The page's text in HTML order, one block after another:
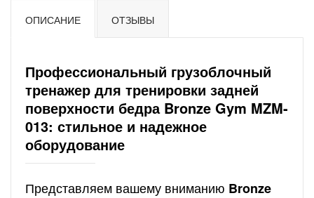
ОПИСАНИЕ ОТЗЫВЫ
Профессиональный грузоблочный
тренажер для тренировки задней
поверхности бедра Bronze Gym MZM-
013: стильное и надежное
оборудование
Представляем вашему вниманию Bronze